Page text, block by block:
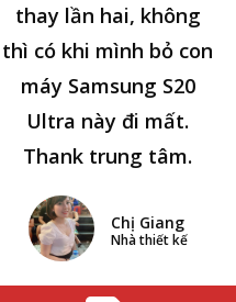
thay lần hai, không
thì có khi mình bỏ con
máy Samsung S20
Ultra này đi mất.
Thank trung tâm.
Chị Giang
Nhà thiết kế